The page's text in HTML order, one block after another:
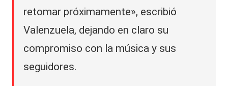
retomar próximamente», escribió
Valenzuela, dejando en claro su
compromiso con la música y sus
seguidores.